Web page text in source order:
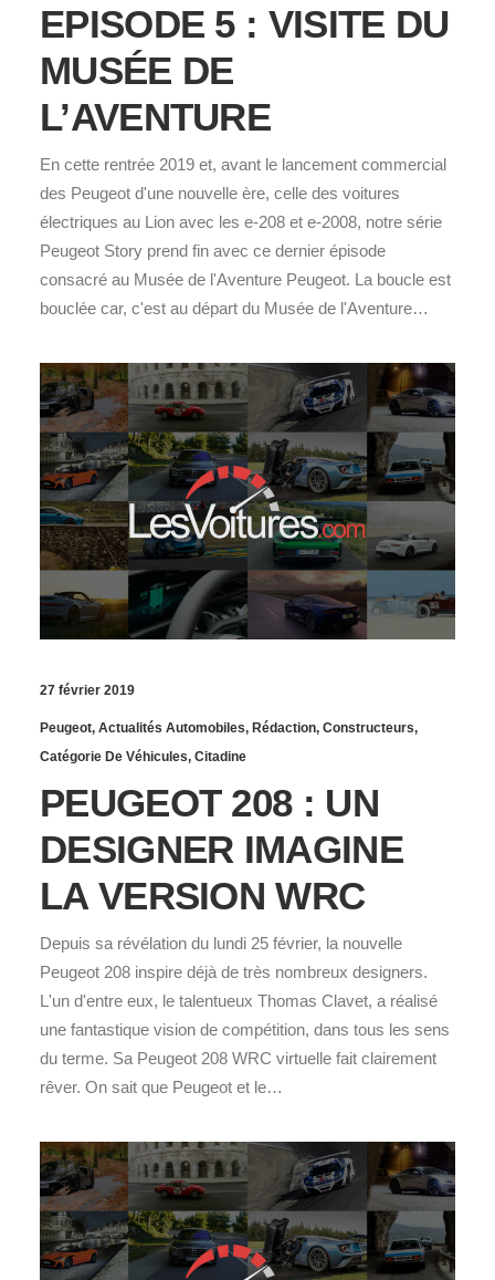
EPISODE 5 : VISITE DU
MUSÉE DE
L’AVENTURE
En cette rentrée 2019 et, avant le lancement commercial
des Peugeot d'une nouvelle ère, celle des voitures
électriques au Lion avec les e-208 et e-2008, notre série
Peugeot Story prend fin avec ce dernier épisode
consacré au Musée de l'Aventure Peugeot. La boucle est
bouclée car, c'est au départ du Musée de l'Aventure…
27 février 2019
Peugeot, Actualités Automobiles, Rédaction, Constructeurs,
Catégorie De Véhicules, Citadine
PEUGEOT 208 : UN
DESIGNER IMAGINE
LA VERSION WRC
Depuis sa révélation du lundi 25 février, la nouvelle
Peugeot 208 inspire déjà de très nombreux designers.
L'un d'entre eux, le talentueux Thomas Clavet, a réalisé
une fantastique vision de compétition, dans tous les sens
du terme. Sa Peugeot 208 WRC virtuelle fait clairement
rêver. On sait que Peugeot et le…